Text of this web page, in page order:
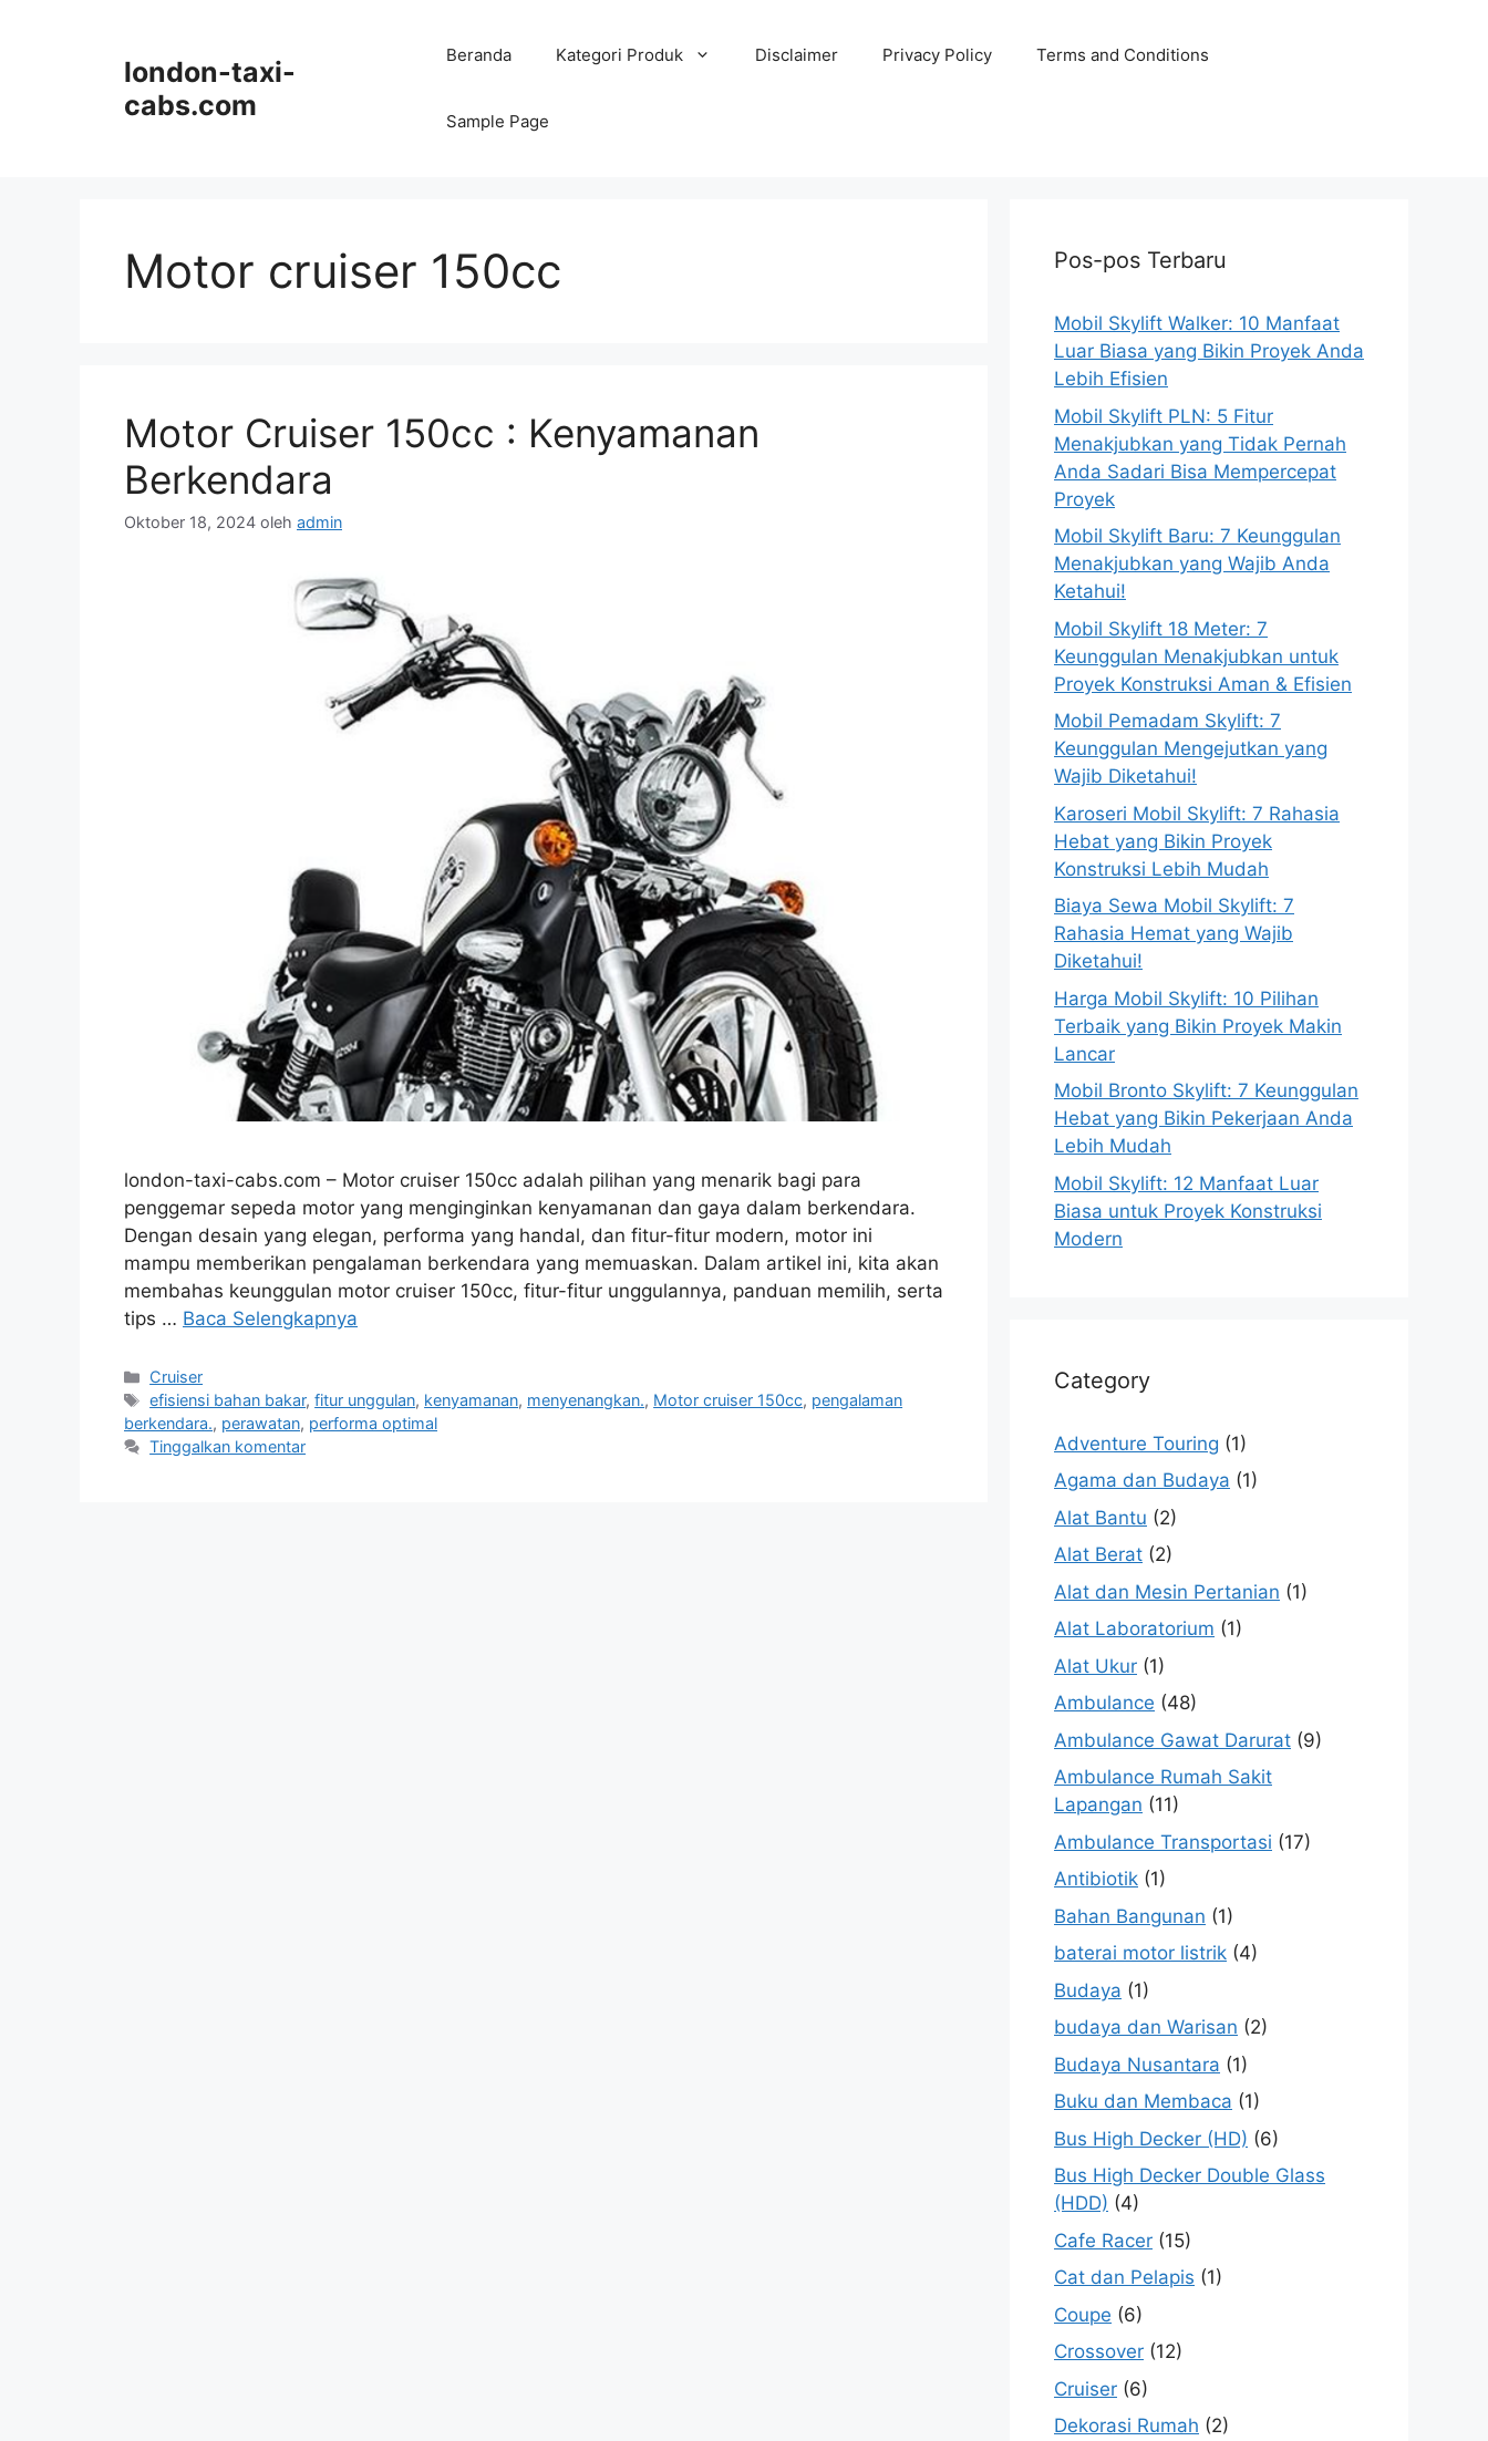
london-taxi-
cabs.com
Beranda Kategori Produk Disclaimer Privacy Policy Terms and Conditions
Sample Page
Motor cruiser 150cc
Motor Cruiser 150cc : Kenyamanan
Berkendara
Oktober 18, 2024 oleh admin
london-taxi-cabs.com – Motor cruiser 150cc adalah pilihan yang menarik bagi para
penggemar sepeda motor yang menginginkan kenyamanan dan gaya dalam berkendara.
Dengan desain yang elegan, performa yang handal, dan fitur-fitur modern, motor ini
mampu memberikan pengalaman berkendara yang memuaskan. Dalam artikel ini, kita akan
membahas keunggulan motor cruiser 150cc, fitur-fitur unggulannya, panduan memilih, serta
tips … Baca Selengkapnya
Kategori
Cruiser
Tag
efisiensi bahan bakar,fitur unggulan, kenyamanan, menyenangkan., Motor cruiser 150cc, pengalaman
berkendara., perawatan, performa optimal
Tinggalkan komentar
Pos-pos Terbaru
Mobil Skylift Walker: 10 Manfaat
Luar Biasa yang Bikin Proyek Anda
Lebih Efisien
Mobil Skylift PLN: 5 Fitur
Menakjubkan yang Tidak Pernah
Anda Sadari Bisa Mempercepat
Proyek
Mobil Skylift Baru: 7 Keunggulan
Menakjubkan yang Wajib Anda
Ketahui!
Mobil Skylift 18 Meter: 7
Keunggulan Menakjubkan untuk
Proyek Konstruksi Aman & Efisien
Mobil Pemadam Skylift: 7
Keunggulan Mengejutkan yang
Wajib Diketahui!
Karoseri Mobil Skylift: 7 Rahasia
Hebat yang Bikin Proyek
Konstruksi Lebih Mudah
Biaya Sewa Mobil Skylift: 7
Rahasia Hemat yang Wajib
Diketahui!
Harga Mobil Skylift: 10 Pilihan
Terbaik yang Bikin Proyek Makin
Lancar
Mobil Bronto Skylift: 7 Keunggulan
Hebat yang Bikin Pekerjaan Anda
Lebih Mudah
Mobil Skylift: 12 Manfaat Luar
Biasa untuk Proyek Konstruksi
Modern
Category
Adventure Touring (1)
Agama dan Budaya (1)
Alat Bantu (2)
Alat Berat (2)
Alat dan Mesin Pertanian (1)
Alat Laboratorium (1)
Alat Ukur (1)
Ambulance (48)
Ambulance Gawat Darurat (9)
Ambulance Rumah Sakit
Lapangan (11)
Ambulance Transportasi (17)
Antibiotik (1)
Bahan Bangunan (1)
baterai motor listrik (4)
Budaya (1)
budaya dan Warisan (2)
Budaya Nusantara (1)
Buku dan Membaca (1)
Bus High Decker (HD) (6)
Bus High Decker Double Glass
(HDD) (4)
Cafe Racer (15)
Cat dan Pelapis (1)
Coupe (6)
Crossover (12)
Cruiser (6)
Dekorasi Rumah (2)